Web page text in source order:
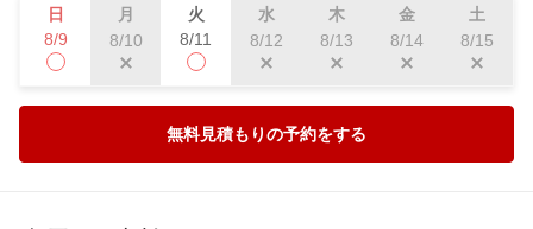
日
8/9
月
8/10
火
8/11
水
8/12
木
8/13
金
8/14
土
8/15
無料見積もりの予約をする